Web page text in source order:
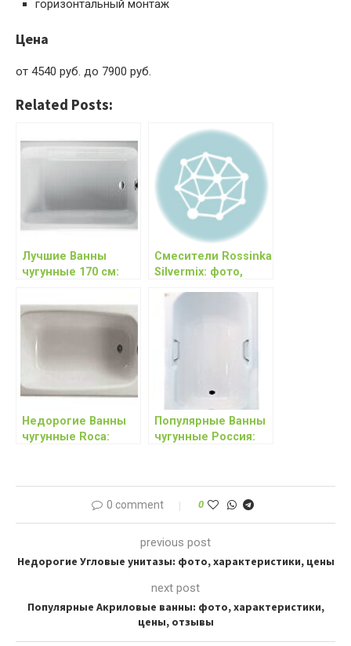
горизонтальный монтаж
Цена
от 4540 руб. до 7900 руб.
Related Posts:
Лучшие Ванны
чугунные 170 см:
характеристики,
цены, отзывы
Смесители Rossinka
Silvermix: фото,
цены, отзывы
Недорогие Ванны
чугунные Roca:
цены, отзывы
Популярные Ванны
чугунные Россия:
цены, отзывы
0 comment 0
previous post
Недорогие Угловые унитазы: фото, характеристики, цены
next post
Популярные Акриловые ванны: фото, характеристики,
цены, отзывы